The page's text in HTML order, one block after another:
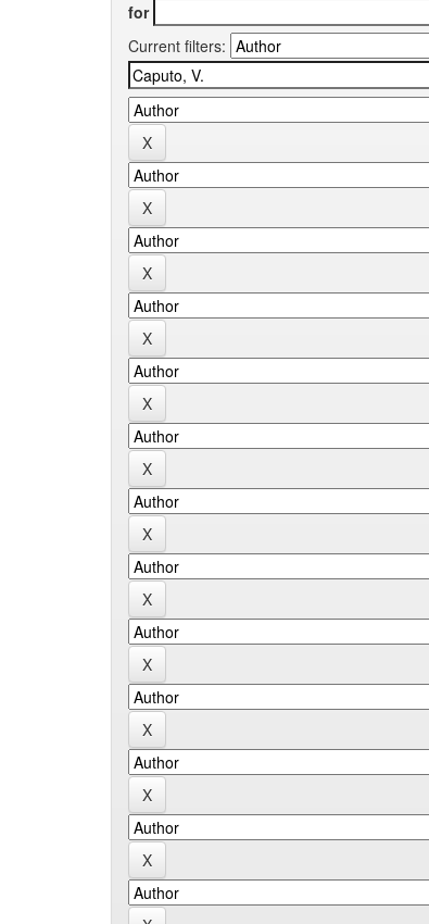
for
Current filters: